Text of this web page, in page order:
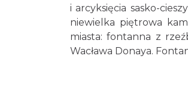
i arcyksięcia sasko-
niewielka piętrowa
miasta: fontanna z
Wacława Donaya.